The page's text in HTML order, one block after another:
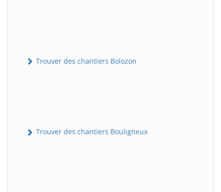
Trouver des chantiers Bolozon
Trouver des chantiers Bouligneux